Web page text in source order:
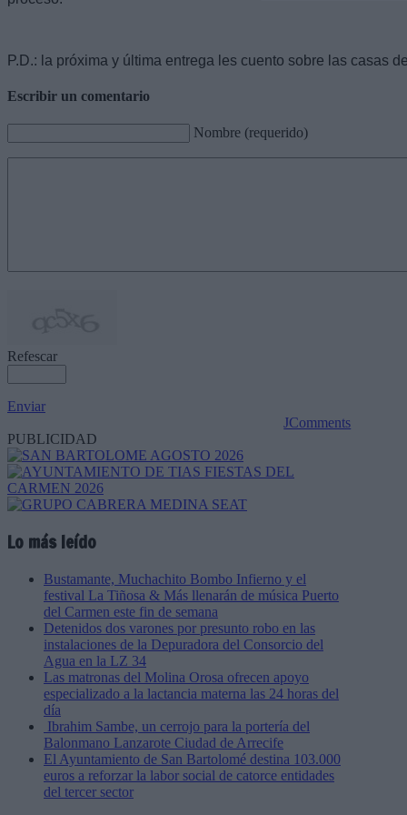
P.D.: la próxima y última entrega les cuento sobre las casas
Escribir un comentario
Nombre (requerido)
Refescar
Enviar
JComments
PUBLICIDAD
Lo más leído
Bustamante, Muchachito Bombo Infierno y el
festival La Tiñosa & Más llenarán de música Puerto
del Carmen este fin de semana
Detenidos dos varones por presunto robo en las
instalaciones de la Depuradora del Consorcio del
Agua en la LZ 34
Las matronas del Molina Orosa ofrecen apoyo
especializado a la lactancia materna las 24 horas del
día
Ibrahim Sambe, un cerrojo para la portería del
Balonmano Lanzarote Ciudad de Arrecife
El Ayuntamiento de San Bartolomé destina 103.000
euros a reforzar la labor social de catorce entidades
del tercer sector